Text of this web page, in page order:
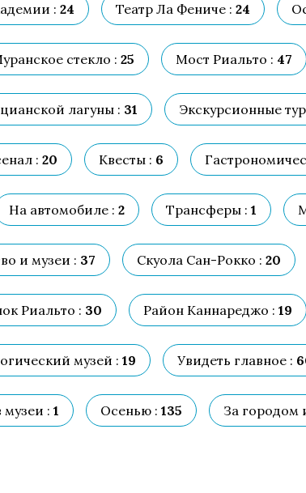
: 24 Театр Ла Фениче : 24
стекло : 25 Мост Риальто : 47
лагуны : 31 Экскурсионные
: 20 Квесты : 6
На автомобиле : 2 Трансферы : 1
и музеи : 37 Скуола Сан-Рокко : 20
Риальто : 30 Район Каннареджо : 19
музей : 19 Увидеть главное :
музеи : 1 Осенью : 135 За городом